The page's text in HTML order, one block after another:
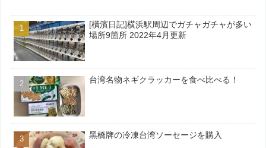
[橫濱日記]横浜駅周辺でガチャガチャが多い
場所9箇所 2022年4月更新
台湾名物ネギクラッカーを食べ比べる！
黑橋牌の冷凍台湾ソーセージを購入